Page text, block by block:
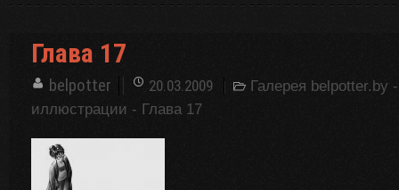
Глава 17
belpotter 20.03.2009 Галерея belpotter.by
иллюстрации - Глава 17